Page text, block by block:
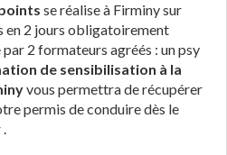
se réalise à Firminy sur
en 2 jours obligatoirement
2 formateurs agréés : un psy
de sensibilisation à la
vous permettra de récupérer
permis de conduire dès le